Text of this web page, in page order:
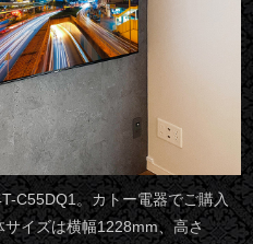
C55DQ1。カトー電器でご購入
イズは横幅1228mm、高さ